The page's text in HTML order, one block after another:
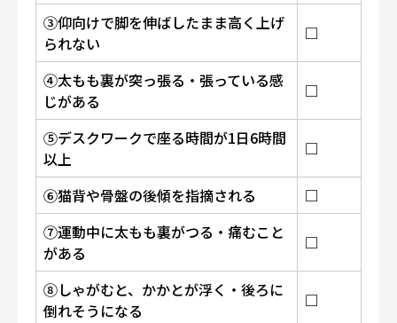
③仰向けで脚を伸ばしたまま高く上げ
られない
□
④太もも裏が突っ張る・張っている感
じがある
□
⑤デスクワークで座る時間が1日6時間
以上
□
⑥猫背や骨盤の後傾を指摘される
□
⑦運動中に太もも裏がつる・痛むこと
がある
□
⑧しゃがむと、かかとが浮く・後ろに
倒れそうになる
□